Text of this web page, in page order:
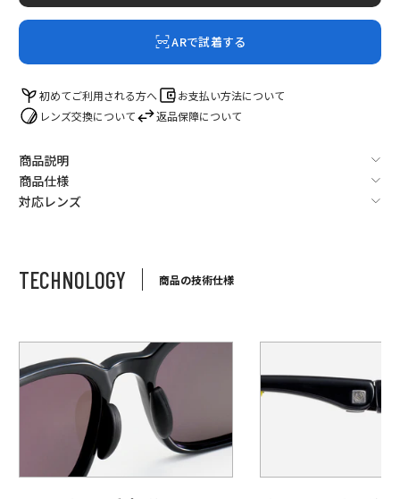
ARで試着する
初めてご利用される方へ
お支払い方法について
レンズ交換について
返品保障について
商品説明
商品仕様
対応レンズ
TECHNOLOGY 商品の技術仕様